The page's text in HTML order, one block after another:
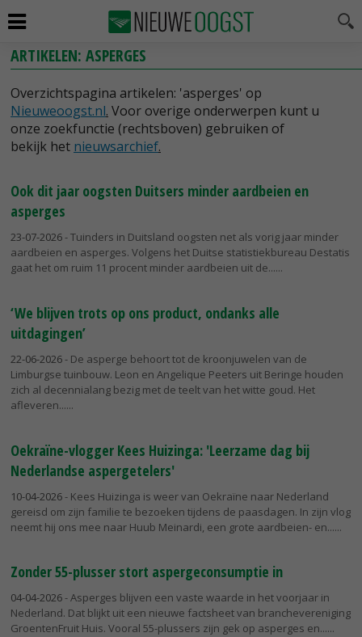
ARTIKELEN: ASPERGES
Overzichtspagina artikelen: 'asperges' op
Nieuweoogst.nl. Voor overige onderwerpen kunt u
onze zoekfunctie (rechtsboven) gebruiken of
bekijk het nieuwsarchief.
Ook dit jaar oogsten Duitsers minder aardbeien en
asperges
23-07-2026- Tuinders in Duitsland oogsten net als vorig jaar minder
aardbeien en asperges. Volgens het Duitse statistiekbureau Destatis
gaat het om ruim 11 procent minder aardbeien uit de...
‘We blijven trots op ons product, ondanks alle
uitdagingen’
22-06-2026- De asperge behoort tot de kroonjuwelen van de
Limburgse tuinbouw. Leon en Angelique Peeters uit Beringe houden
zich al decennialang bezig met de teelt van het witte goud. Het
afleveren...
Oekraïne-vlogger Kees Huizinga: 'Leerzame dag bij
Nederlandse aspergetelers'
10-04-2026- Kees Huizinga is weer van Oekraïne naar Nederland
gereisd om zijn familie te bezoeken tijdens de paasdagen. In zijn vlog
neemt hij ons mee naar Huub Meinardi, een grote aardbeien- en...
Zonder 55-plusser stort aspergeconsumptie in
04-04-2026- Asperges blijven een vaste waarde in het voorjaar in
Nederland. Dat blijkt uit een nieuwe factsheet van branchevereniging
GroentenFruit Huis. Vooral 55-plussers zijn gek op asperges en...